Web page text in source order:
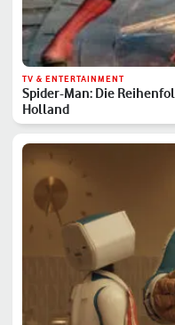
TV & ENTERTAINMENT
Spider-Man: Die
Holland